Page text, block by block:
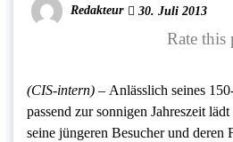
Redakteur 30. Juli 2013
Rate this
(CIS-intern) – Anlässlich seines
passend zur sonnigen Jahreszeit
seine jüngeren Besucher und deren